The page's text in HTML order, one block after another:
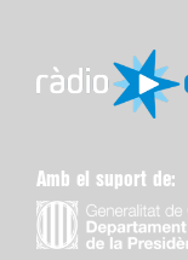
Amb el suport de: